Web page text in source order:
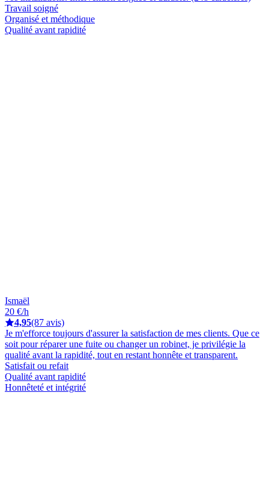
Travail soigné
Organisé et méthodique
Qualité avant rapidité
Ismaël
20 €/h
4,95(87 avis)
Je m'efforce toujours d'assurer la satisfaction de mes clients. Que ce
soit pour réparer une fuite ou changer un robinet, je privilégie la
qualité avant la rapidité, tout en restant honnête et transparent.
Satisfait ou refait
Qualité avant rapidité
Honnêteté et intégrité